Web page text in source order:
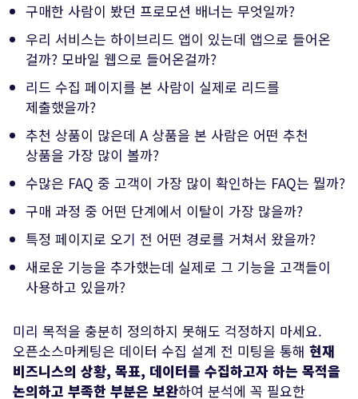
구매한 사람이 봤던 프로모션 배너는 무엇일까?
우리 서비스는 하이브리드 앱이 있는데 앱으로 들어온
걸까? 모바일 웹으로 들어온걸까?
리드 수집 페이지를 본 사람이 실제로 리드를
제출했을까?
추천 상품이 많은데 A 상품을 본 사람은 어떤 추천
상품을 가장 많이 볼까?
수많은 FAQ 중 고객이 가장 많이 확인하는 FAQ는 뭘까?
구매 과정 중 어떤 단계에서 이탈이 가장 많을까?
특정 페이지로 오기 전 어떤 경로를 거쳐서 왔을까?
새로운 기능을 추가했는데 실제로 그 기능을 고객들이
사용하고 있을까?
미리 목적을 충분히 정의하지 못해도 걱정하지 마세요.
오픈소스마케팅은 데이터 수집 설계 전 미팅을 통해 현재
비즈니스의 상황, 목표, 데이터를 수집하고자 하는 목적을
논의하고 부족한 부분은 보완하여 분석에 꼭 필요한